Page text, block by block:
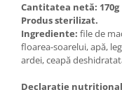
Cantitatea netă: 170g
Produs sterilizat.
Ingrediente: file de
floarea-soarelui, apă,
ardei, ceapă
Declarație